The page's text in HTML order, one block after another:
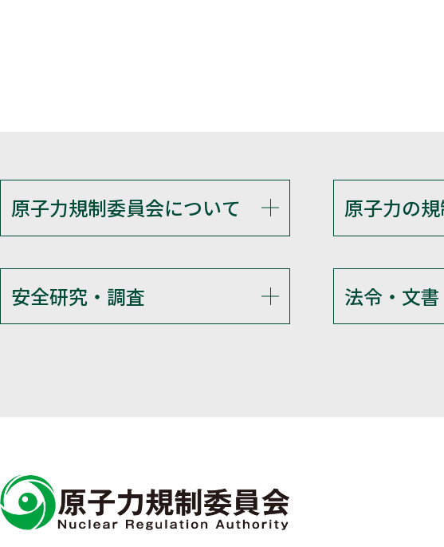
原子力規制委員会について 原子力の
安全研究・調査 法令・文